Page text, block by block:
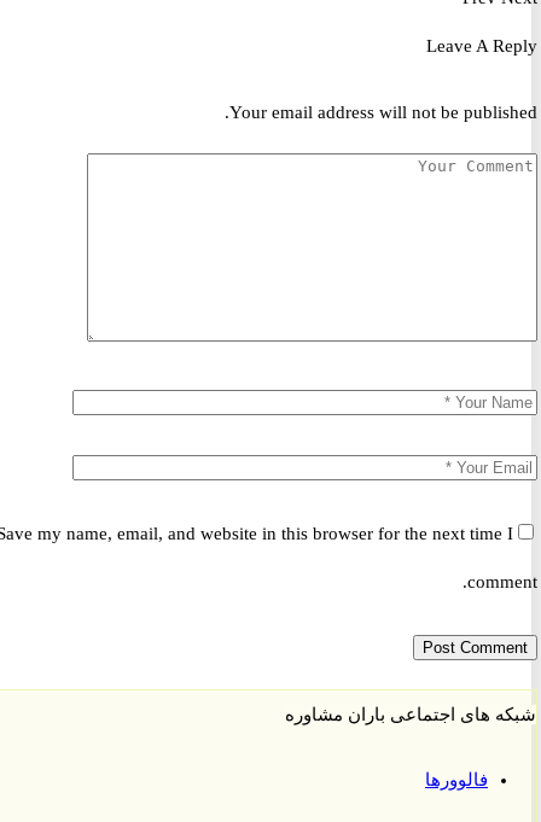
Leave A
Your email address will not be
Save my name, email, and website in this browser for the next time
های اجتماعی باران مشاوره
فالوورها